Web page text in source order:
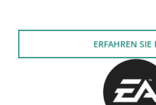
ERFAHREN SIE